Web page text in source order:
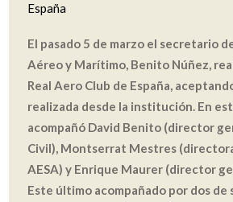
España
El pasado 5 de marzo el secretario
Aéreo y Marítimo, Benito Núñez,
Real Aero Club de España,
realizada desde la institución. En
acompañó David Benito (director
Civil), Montserrat Mestres
AESA) y Enrique Maurer (director
Este último acompañado por dos de